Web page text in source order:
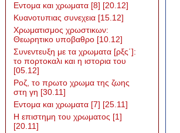
Εντομα και χρωματα [8] [20.12]
Κυανοτυπιας συνεχεια [15.12]
Χρωματισμος χρωστικων:
Θεωρητικο υποβαθρο [10.12]
Συνεντευξη με τα χρωματα [ρξς΄]:
το πορτοκαλι και η ιστορια του
[05.12]
Ροζ, το πρωτο χρωμα της ζωης
στη γη [30.11]
Εντομα και χρωματα [7] [25.11]
Η επιστημη του χρωματος [1]
[20.11]